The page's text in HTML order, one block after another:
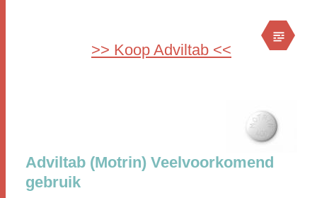
>> Koop Adviltab <<
Adviltab (Motrin) Veelvoorkomend
gebruik